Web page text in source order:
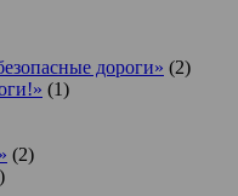
дороги» (2)
(1)
(2)